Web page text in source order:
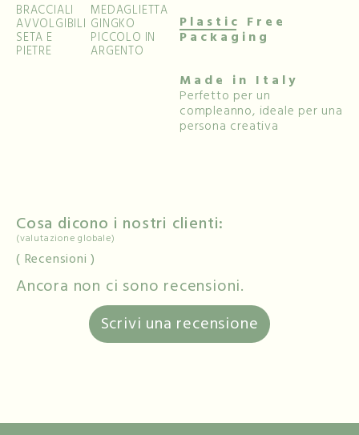
BRACCIALI
AVVOLGIBILI
SETA E
PIETRE
MEDAGLIETTA
GINGKO
PICCOLO IN
ARGENTO
Plastic Free
Packaging
Made in Italy
Perfetto per un
compleanno, ideale per una
persona creativa
Cosa dicono i nostri clienti:
(valutazione globale)
Recensioni
Ancora non ci sono recensioni.
Scrivi una recensione